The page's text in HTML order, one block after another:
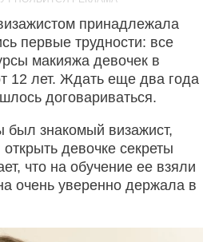
принадлежала
первые трудности: все
макияжа девочек в
12 лет. Ждать еще два года
договариваться.
был знакомый визажист,
девочке секреты
что на обучение ее взяли
очень уверенно держала в